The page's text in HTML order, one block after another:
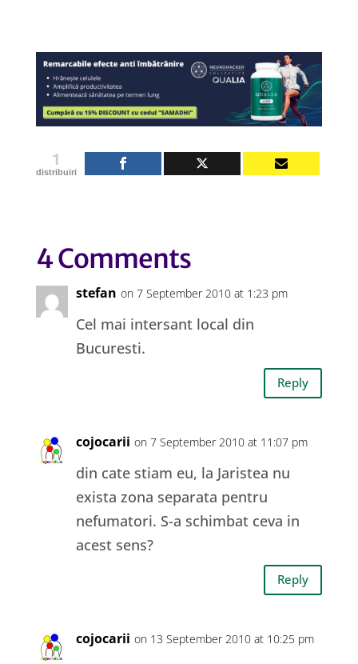
1
distribuiri
4 Comments
stefan on 7 September 2010 at 1:23 pm
Cel mai intersant local din
Bucuresti.
Reply
cojocarii on 7 September 2010 at 11:07 pm
din cate stiam eu, la Jaristea nu
exista zona separata pentru
nefumatori. S-a schimbat ceva in
acest sens?
Reply
cojocarii on 13 September 2010 at 10:25 pm